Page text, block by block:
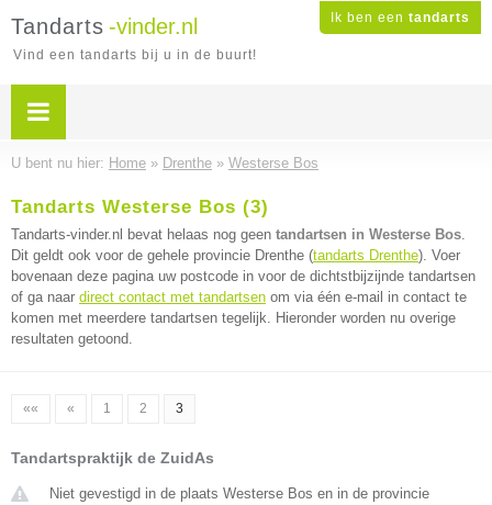
Ik ben een tandarts
Tandarts -vinder.nl
Vind een tandarts bij u in de buurt!
U bent nu hier: Home » Drenthe » Westerse Bos
Tandarts Westerse Bos (3)
Tandarts-vinder.nl bevat helaas nog geen tandartsen in Westerse Bos.
Dit geldt ook voor de gehele provincie Drenthe (tandarts Drenthe). Voer
bovenaan deze pagina uw postcode in voor de dichtstbijzijnde tandartsen
of ga naar direct contact met tandartsen om via één e-mail in contact te
komen met meerdere tandartsen tegelijk. Hieronder worden nu overige
resultaten getoond.
«« « 1 2 3
Tandartspraktijk de ZuidAs
Niet gevestigd in de plaats Westerse Bos en in de provincie